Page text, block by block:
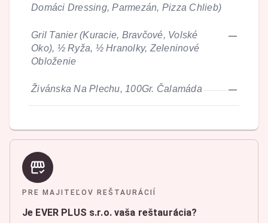
Domáci Dressing, Parmezán, Pizza Chlieb)
Gril Tanier (Kuracie, Bravčové, Volské
Oko), ½ Ryža, ½ Hranolky, Zeleninové
Obloženie
—
Živánska Na Plechu, 100Gr. Čalamáda —
PRE MAJITEĽOV REŠTAURÁCIÍ
Je EVER PLUS s.r.o. vaša reštaurácia?